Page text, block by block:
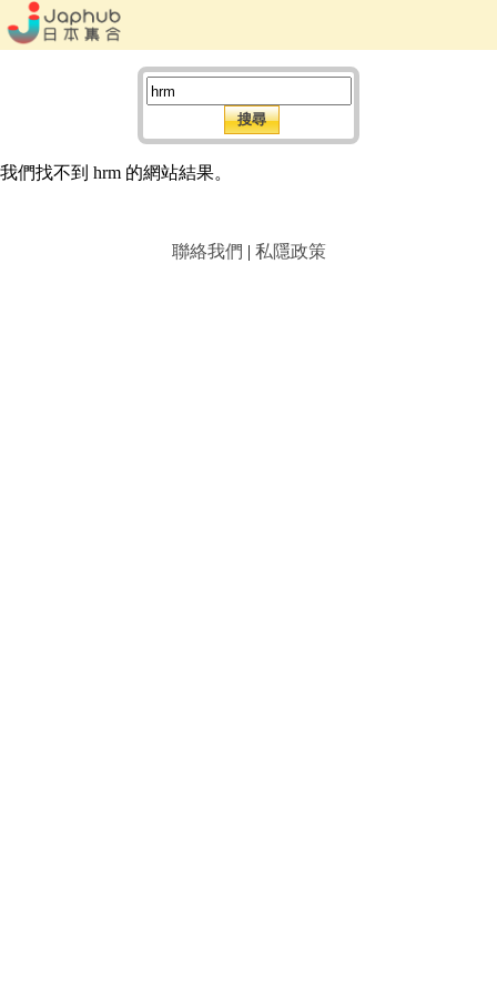
我們找不到 hrm 的網站結果。
聯絡我們 | 私隱政策